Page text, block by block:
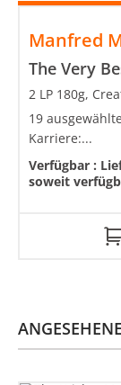
Manfred
The Very
2 LP 180g,
19
Karriere:...
Verfügbar :
soweit